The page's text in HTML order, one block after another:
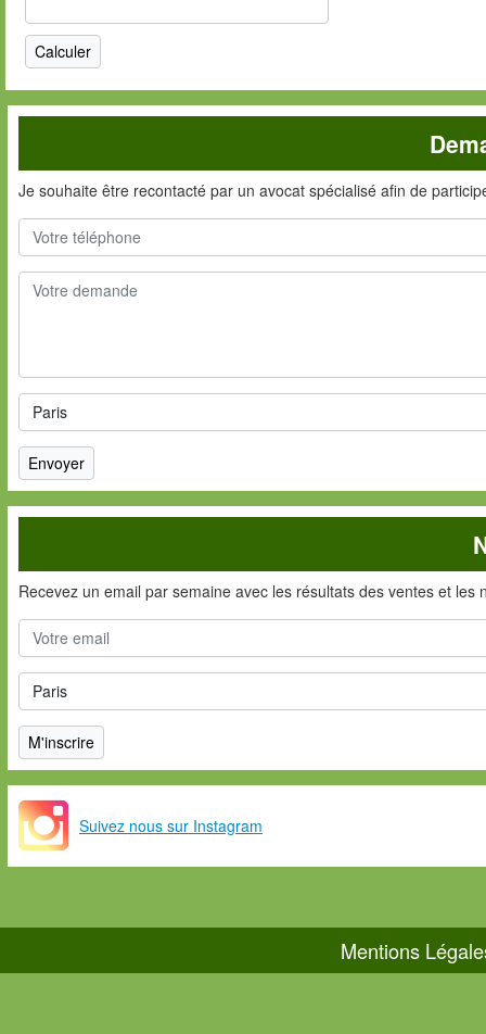
Je souhaite être recontacté par un avocat spécialisé afin de
Recevez un email par semaine avec les résultats des ventes et
Suivez nous sur Instagram
Mentions